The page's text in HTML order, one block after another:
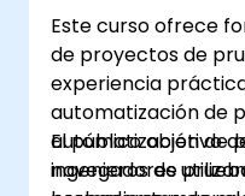
Este curso ofrece
de proyectos de
experiencia
automatización de
automatización de
navegadores
El público objetivo
ingenieros de